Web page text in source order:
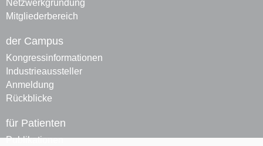
Netzwerkgründung
Mitgliederbereich
der Campus
Kongressinformationen
Industrieaussteller
Anmeldung
Rückblicke
für Patienten
Publikationen